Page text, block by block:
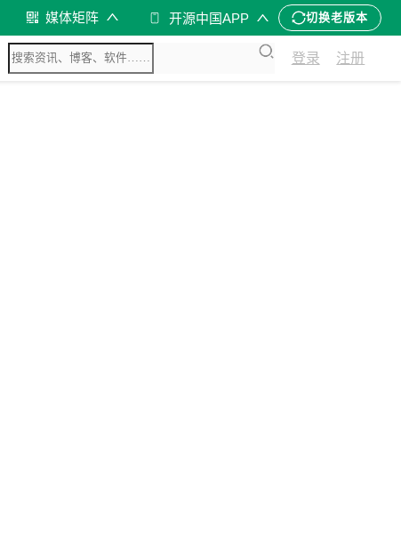
媒体矩阵 开源中国APP 切换老版本
登录 注册